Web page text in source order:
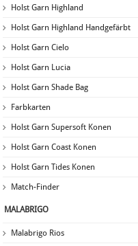
Holst Garn Highland
Holst Garn Highland Handgefärbt
Holst Garn Cielo
Holst Garn Lucia
Holst Garn Shade Bag
Farbkarten
Holst Garn Supersoft Konen
Holst Garn Coast Konen
Holst Garn Tides Konen
Match-Finder
MALABRIGO
Malabrigo Rios